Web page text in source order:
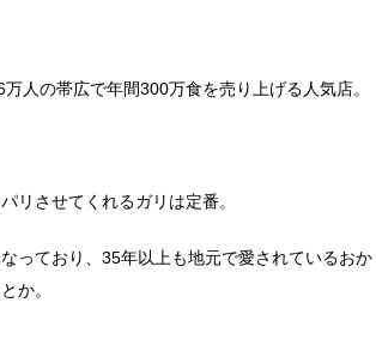
人の帯広で年間300万食を売り上げる人気店。
リさせてくれるガリは定番。
っており、35年以上も地元で愛されているおか
か。